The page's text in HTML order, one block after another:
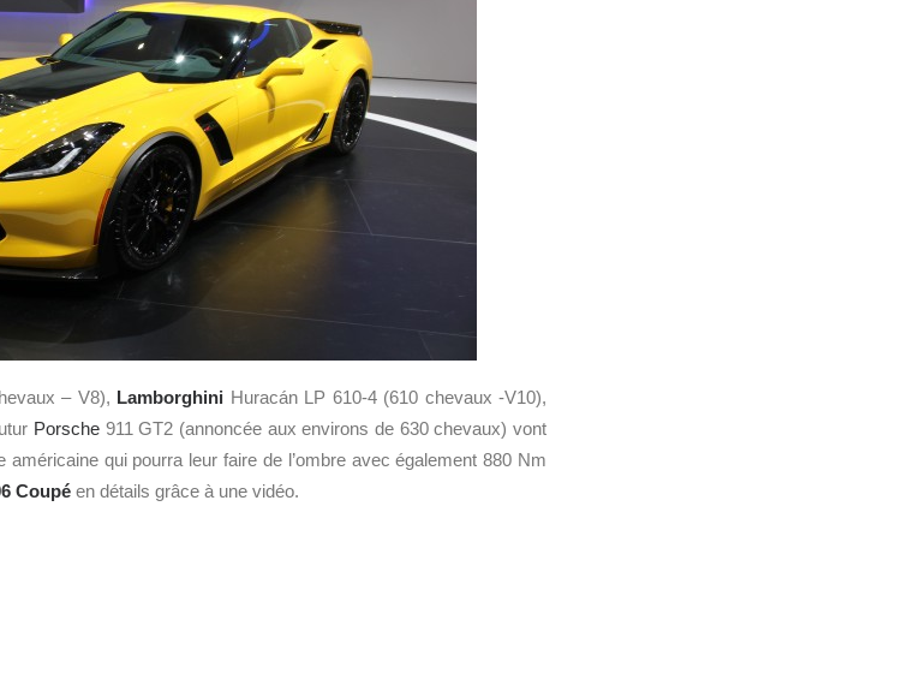
– V8), Lamborghini Huracán LP 610-4 (610 chevaux -V10),
Porsche 911 GT2 (annoncée aux environs de 630 chevaux) vont
qui pourra leur faire de l’ombre avec également 880 Nm
Coupé en détails grâce à une vidéo.